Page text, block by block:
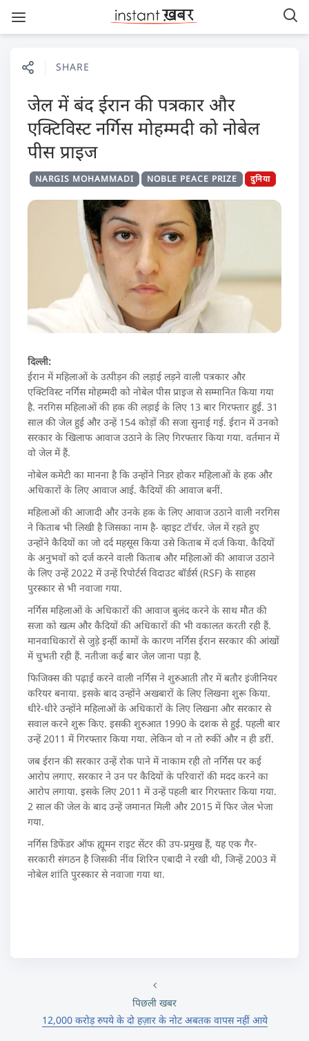
SHARE
जेल में बंद ईरान की पत्रकार और
एक्टिविस्ट नर्गिस मोहम्मदी को नोबेल
पीस प्राइज
NARGIS MOHAMMADI NOBLE PEACE PRIZE दुनिया
दिल्ली:
ईरान में महिलाओं के उत्पीड़न की लड़ाई लड़ने वाली पत्रकार और
एक्टिविस्ट नर्गिस मोहम्मदी को नोबेल पीस प्राइज से सम्मानित किया गया
है. नरगिस महिलाओं की हक की लड़ाई के लिए 13 बार गिरफ्तार हुईं. 31
साल की जेल हुई और उन्हें 154 कोड़ों की सजा सुनाई गई. ईरान में उनको
सरकार के खिलाफ आवाज उठाने के लिए गिरफ्तार किया गया. वर्तमान में
वो जेल में हैं.
नोबेल कमेटी का मानना है कि उन्होंने निडर होकर महिलाओं के हक और
अधिकारों के लिए आवाज आई. कैदियों की आवाज बनीं.
महिलाओं की आजादी और उनके हक के लिए आवाज उठाने वाली नरगिस
ने किताब भी लिखी है जिसका नाम है- व्हाइट टॉर्चर. जेल में रहते हुए
उन्होंने कैदियों का जो दर्द महसूस किया उसे किताब में दर्ज किया. कैदियों
के अनुभवों को दर्ज करने वाली किताब और महिलाओं की आवाज उठाने
के लिए उन्हें 2022 में उन्हें रिपोर्टर्स विदाउट बॉर्डर्स (RSF) के साहस
पुरस्कार से भी नवाजा गया.
नर्गिस महिलाओं के अधिकारों की आवाज बुलंद करने के साथ मौत की
सजा को खत्म और कैदियों की अधिकारों की भी वकालत करती रही हैं.
मानवाधिकारों से जुड़े इन्हीं कामों के कारण नर्गिस ईरान सरकार की आंखों
में चुभती रही हैं. नतीजा कई बार जेल जाना पड़ा है.
फिजिक्स की पढ़ाई करने वाली नर्गिस ने शुरुआती तौर में बतौर इंजीनियर
करियर बनाया. इसके बाद उन्होंने अखबारों के लिए लिखना शुरू किया.
धीरे-धीरे उन्होंने महिलाओं के अधिकारों के लिए लिखना और सरकार से
सवाल करने शुरू किए. इसकी शुरुआत 1990 के दशक से हुई. पहली बार
उन्हें 2011 में गिरफ्तार किया गया. लेकिन वो न तो रुकीं और न ही डरीं.
जब ईरान की सरकार उन्हें रोक पाने में नाकाम रही तो नर्गिस पर कई
आरोप लगाए. सरकार ने उन पर कैदियों के परिवारों की मदद करने का
आरोप लगाया. इसके लिए 2011 में उन्हें पहली बार गिरफ्तार किया गया.
2 साल की जेल के बाद उन्हें जमानत मिली और 2015 में फिर जेल भेजा
गया.
नर्गिस डिफेंडर ऑफ ह्यूमन राइट सेंटर की उप-प्रमुख हैं, यह एक गैर-
सरकारी संगठन है जिसकी नींव शिरिन एबादी ने रखी थी, जिन्हें 2003 में
नोबेल शांति पुरस्कार से नवाजा गया था.
पिछली खबर
12,000 करोड़ रुपये के दो हज़ार के नोट अबतक वापस नहीं आये